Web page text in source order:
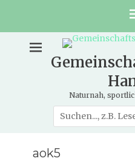
Naturnah,
Suche
nach:
aok5